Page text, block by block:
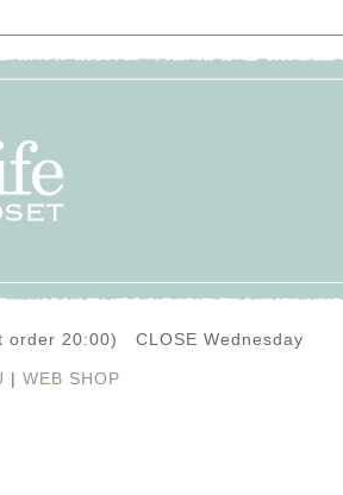
order 20:00) CLOSE Wednesday
| WEB SHOP